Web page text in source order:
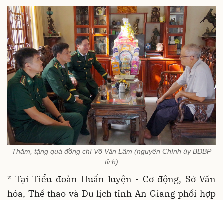
Thăm, tặng quà đồng chí Võ Văn Lâm (nguyên Chính ủy BĐBP
tỉnh)
* Tại Tiểu đoàn Huấn luyện - Cơ động, Sở Văn
hóa, Thể thao và Du lịch tỉnh An Giang phối hợp